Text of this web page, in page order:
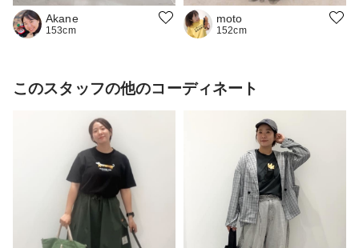
Akane
153cm
moto
152cm
このスタッフの他のコーディネート